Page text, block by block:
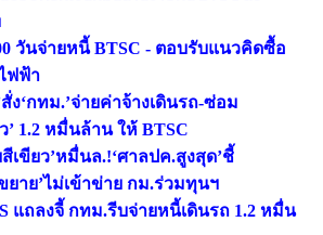
วันจ่ายหนี้ BTSC - ตอบรับแนวคิดซื้อ
ฟฟ้า
ง‘กทม.’จ่ายค่าจ้างเดินรถ-ซ่อม
’ 1.2 หมื่นล้าน ให้ BTSC
เขียว’หมื่นล.!‘ศาลปค.สูงสุด’ชี้
าย’ไม่เข้าข่าย กม.ร่วมทุนฯ
แถลงจี้ กทม.รีบจ่ายหนี้เดินรถ 1.2 หมื่น